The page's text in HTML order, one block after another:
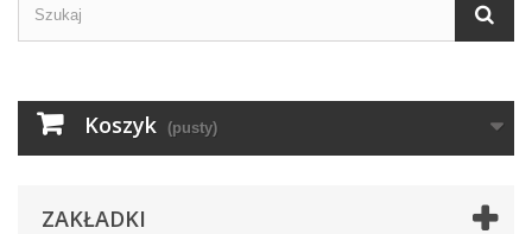
Koszyk (pusty)
ZAKŁADKI